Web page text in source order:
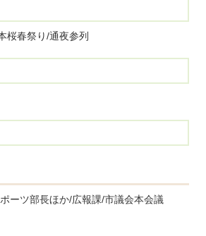
桜春祭り/通夜参列
ーツ部長ほか/広報課/市議会本会議